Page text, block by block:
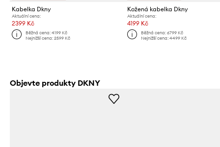
Kabelka Dkny
Aktuální cena:
2399 Kč
Běžná cena:4199 Kč
Nejnižší cena:2599 Kč
Kožená kabelka Dkny
Aktuální cena:
4199 Kč
Běžná cena: 6799 Kč
Nejnižší cena: 4499 Kč
Objevte produkty DKNY